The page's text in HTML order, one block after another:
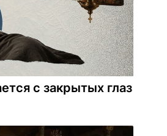
с закрытых глаз